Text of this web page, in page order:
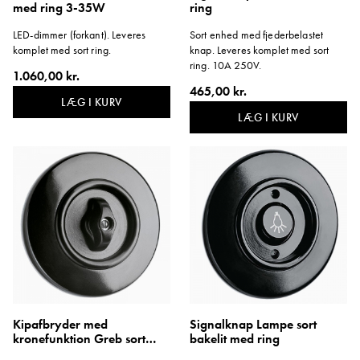
med ring 3-35W
LED-dimmer (forkant). Leveres
komplet med sort ring.
1.060,00 kr.
LÆG I KURV
ring
Sort enhed med fjederbelastet
knap. Leveres komplet med sort
ring. 10A 250V.
465,00 kr.
LÆG I KURV
Kipafbryder med
kronefunktion Greb sort
Signalknap Lampe sort
bakelit med ring